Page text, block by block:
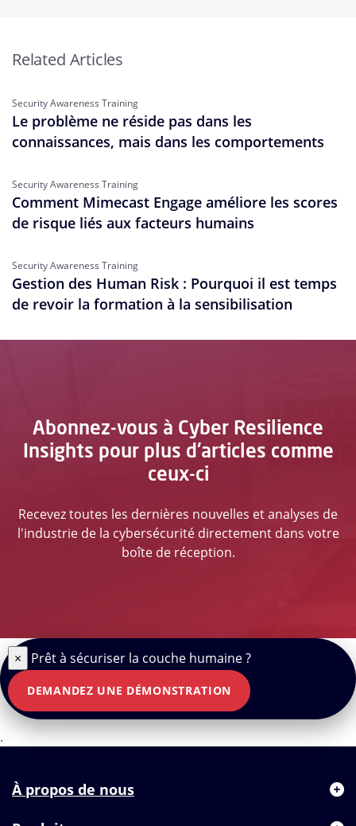
Related Articles
Security Awareness Training
Le problème ne réside pas dans les
connaissances, mais dans les comportements
Security Awareness Training
Comment Mimecast Engage améliore les scores
de risque liés aux facteurs humains
Security Awareness Training
Gestion des Human Risk : Pourquoi il est temps
de revoir la formation à la sensibilisation
Abonnez-vous à Cyber Resilience
Insights pour plus d'articles comme
ceux-ci
Recevez toutes les dernières nouvelles et analyses de
l'industrie de la cybersécurité directement dans votre
boîte de réception.
× Prêt à sécuriser la couche humaine ?
DEMANDEZ UNE DÉMONSTRATION
.
À propos de nous